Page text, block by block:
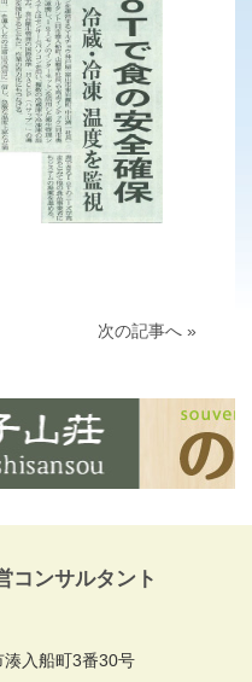
次の記事へ »
コンサルタント
入船町3番30号